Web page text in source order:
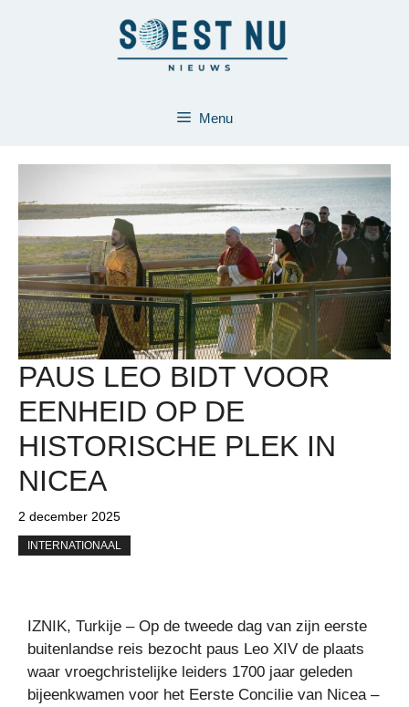
Menu
PAUS LEO BIDT VOOR
EENHEID OP DE
HISTORISCHE PLEK IN
NICEA
2 december 2025
INTERNATIONAAL
IZNIK, Turkije – Op de tweede dag van zijn eerste
buitenlandse reis bezocht paus Leo XIV de plaats
waar vroegchristelijke leiders 1700 jaar geleden
bijeenkwamen voor het Eerste Concilie van Nicea –